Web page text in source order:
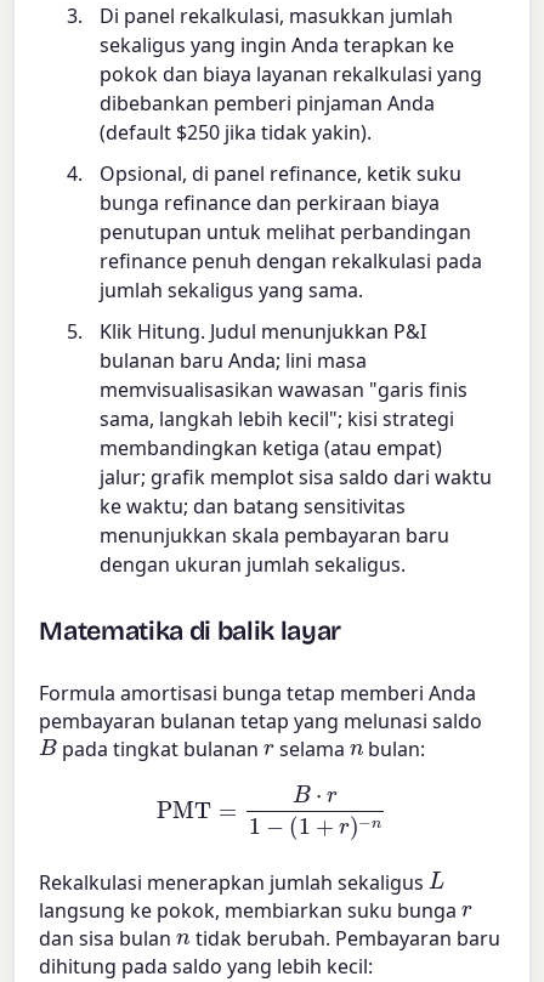
Di panel rekalkulasi, masukkan jumlah
sekaligus yang ingin Anda terapkan ke
pokok dan biaya layanan rekalkulasi yang
dibebankan pemberi pinjaman Anda
(default $250 jika tidak yakin).
Opsional, di panel refinance, ketik suku
bunga refinance dan perkiraan biaya
penutupan untuk melihat perbandingan
refinance penuh dengan rekalkulasi pada
jumlah sekaligus yang sama.
Klik Hitung. Judul menunjukkan P&I
bulanan baru Anda; lini masa
memvisualisasikan wawasan "garis finis
sama, langkah lebih kecil"; kisi strategi
membandingkan ketiga (atau empat)
jalur; grafik memplot sisa saldo dari waktu
ke waktu; dan batang sensitivitas
menunjukkan skala pembayaran baru
dengan ukuran jumlah sekaligus.
Matematika di balik layar
Formula amortisasi bunga tetap memberi Anda
pembayaran bulanan tetap yang melunasi saldo
Bpada tingkat bulanan rselama n bulan:
1+ )−
Rekalkulasi menerapkan jumlah sekaligusL
langsung ke pokok, membiarkan suku bungar
dan sisa bulann tidak berubah. Pembayaran baru
dihitung pada saldo yang lebih kecil: